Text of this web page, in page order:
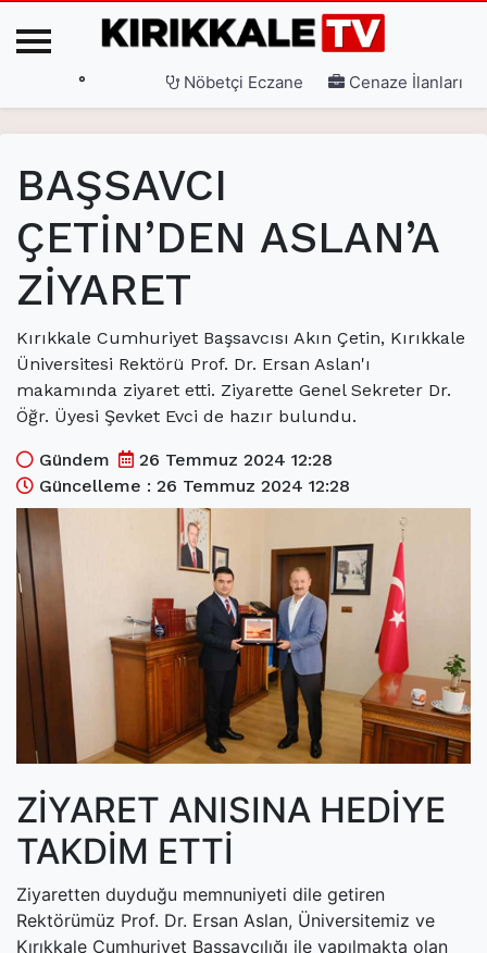
3. Sayfa(current)
Gündem (current)
Siyaset(current)
Ekonomi(current)
Spor(current)
Sağlık(current)
(current)
Teknoloji
Özel Haber
Dünya (current)
Yerel (current)
İller(current)
° Nöbetçi Eczane Cenaze İlanları
BAŞSAVCI
ÇETİN’DEN ASLAN’A
ZİYARET
Kırıkkale Cumhuriyet Başsavcısı Akın Çetin, Kırıkkale
Üniversitesi Rektörü Prof. Dr. Ersan Aslan'ı
makamında ziyaret etti. Ziyarette Genel Sekreter Dr.
Öğr. Üyesi Şevket Evci de hazır bulundu.
Gündem
26 Temmuz 2024 12:28
Güncelleme : 26 Temmuz 2024 12:28
ZİYARET ANISINA HEDİYE
TAKDİM ETTİ
Ziyaretten duyduğu memnuniyeti dile getiren
Rektörümüz Prof. Dr. Ersan Aslan, Üniversitemiz ve
Kırıkkale Cumhuriyet Başsavcılığı ile yapılmakta olan